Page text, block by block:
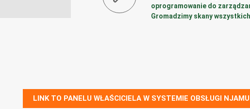
oprogramowanie do
Gromadzimy skany
LINK TO PANELU WŁAŚCICIELA W SYSTEMIE OBSŁUGI NJAMU